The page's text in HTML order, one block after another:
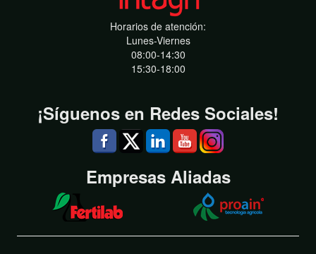
Horarios de atención:
Lunes-Viernes
08:00-14:30
15:30-18:00
¡Síguenos en Redes Sociales!
Empresas Aliadas